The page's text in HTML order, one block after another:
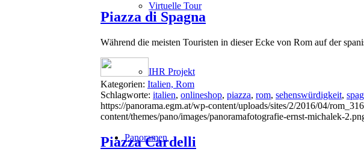
Virtuelle Tour
IHR Projekt
Panoramen
Piazza di Spagna
Während die meisten Touristen in dieser Ecke von Rom auf der
Kategorien: Italien, Rom
Schlagworte: italien, onlineshop, piazza, rom, sehenswürdigkeit,
https://panorama.egm.at/wp-content/uploads/sites/2/2016/04/
content/themes/pano/images/panoramafotografie-ernst-michalek-
Piazza Cardelli